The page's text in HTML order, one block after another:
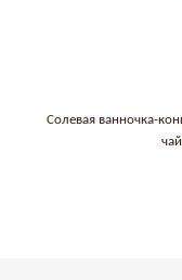
Солевая ванночка-